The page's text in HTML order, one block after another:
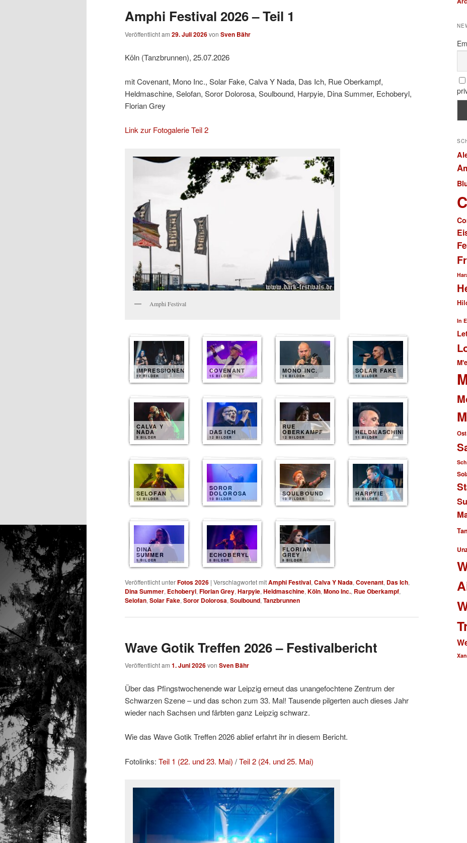
Amphi Festival 2026 – Teil 1
Veröffentlicht am 29. Juli 2026von Sven Bähr
Köln (Tanzbrunnen), 25.07.2026
mit Covenant, Mono Inc., Solar Fake, Calva Y Nada, Das Ich, Rue Oberkampf,
Heldmaschine, Selofan, Soror Dolorosa, Soulbound, Harpyie, Dina Summer, Echoberyl,
Florian Grey
Link zur Fotogalerie Teil 2
Amphi Festival
IMPRESSIONEN
12 BILDER
COVENANT
15 BILDER
MONO INC.
14 BILDER
SOLAR FAKE
13 BILDER
CALVA Y
NADA
9 BILDER
DAS ICH
12 BILDER
RUE
OBERKAMPF
12 BILDER
HELDMASCHINE
11 BILDER
SELOFAN
10 BILDER
SOROR
DOLOROSA
10 BILDER
SOULBOUND
10 BILDER
HARPYIE
10 BILDER
DINA
SUMMER
9 BILDER
ECHOBERYL
8 BILDER
FLORIAN
GREY
8 BILDER
Veröffentlicht unterFotos 2026 | Verschlagwortet mitAmphi Festival, Calva Y Nada, Covenant, Das Ich,
Dina Summer, Echoberyl, Florian Grey, Harpyie, Heldmaschine, Köln, Mono Inc., Rue Oberkampf,
Selofan, Solar Fake, Soror Dolorosa, Soulbound, Tanzbrunnen
Wave Gotik Treffen 2026 – Festivalbericht
Veröffentlicht am 1. Juni 2026von Sven Bähr
Über das Pfingstwochenende war Leipzig erneut das unangefochtene Zentrum der
Schwarzen Szene – und das schon zum 33. Mal! Tausende pilgerten auch dieses Jahr
wieder nach Sachsen und färbten ganz Leipzig schwarz.
Wie das Wave Gotik Treffen 2026 ablief erfahrt ihr in diesem Bericht.
Fotolinks: Teil 1 (22. und 23. Mai) /Teil 2 (24. und 25. Mai)
In